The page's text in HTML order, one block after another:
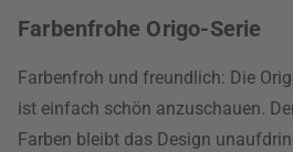
Farbenfrohe Origo-Serie
Farbenfroh und freundlich: Die
ist einfach schön anzuschauen.
Farben bleibt das Design